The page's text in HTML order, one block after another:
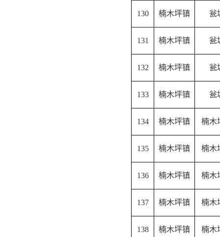
130 楠木坪镇 瓮
131 楠木坪镇 瓮
132 楠木坪镇 瓮
133 楠木坪镇 瓮
134 楠木坪镇 楠木
135 楠木坪镇 楠木
136 楠木坪镇 楠木
137 楠木坪镇 楠木
138 楠木坪镇 楠木